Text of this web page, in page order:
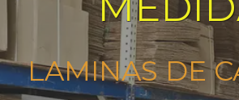
LAMINAS DE